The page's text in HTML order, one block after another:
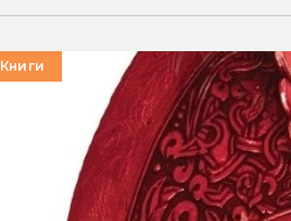
Книги